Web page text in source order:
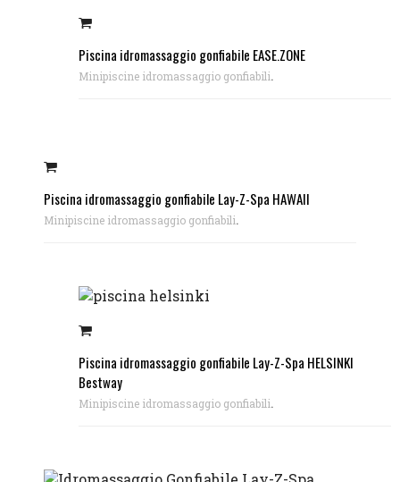
Piscina idromassaggio gonfiabile EASE.ZONE
Minipiscine idromassaggio gonfiabili.
Piscina idromassaggio gonfiabile Lay-Z-Spa HAWAII
Minipiscine idromassaggio gonfiabili.
Piscina idromassaggio gonfiabile Lay-Z-Spa HELSINKI
Bestway
Minipiscine idromassaggio gonfiabili.